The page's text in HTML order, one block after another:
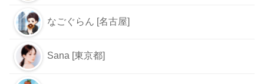
なごぐらん [名古屋]
Sana [東京都]